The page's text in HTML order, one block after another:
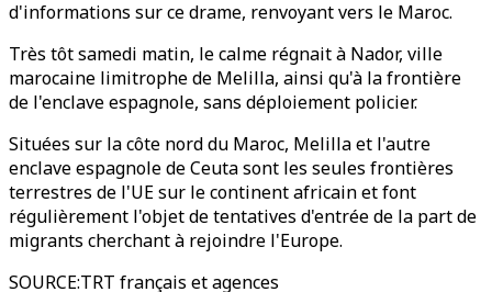
d'informations sur ce drame, renvoyant vers le Maroc.
Très tôt samedi matin, le calme régnait à Nador, ville
marocaine limitrophe de Melilla, ainsi qu'à la frontière
de l'enclave espagnole, sans déploiement policier.
Situées sur la côte nord du Maroc, Melilla et l'autre
enclave espagnole de Ceuta sont les seules frontières
terrestres de l'UE sur le continent africain et font
régulièrement l'objet de tentatives d'entrée de la part de
migrants cherchant à rejoindre l'Europe.
SOURCE:TRT français et agences